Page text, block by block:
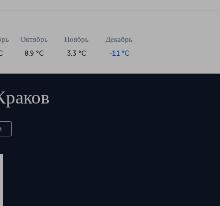
Октябрь
8.9 °C
Ноябрь
3.3 °C
Декабрь
-1.1 °C